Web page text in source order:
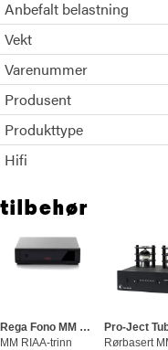
Anbefalt belastning
Vekt
Varenummer
Produsent
Produkttype
Hifi
tilbehør
Rega Fono MM Phono Stage Mk5
MM RIAA-trinn